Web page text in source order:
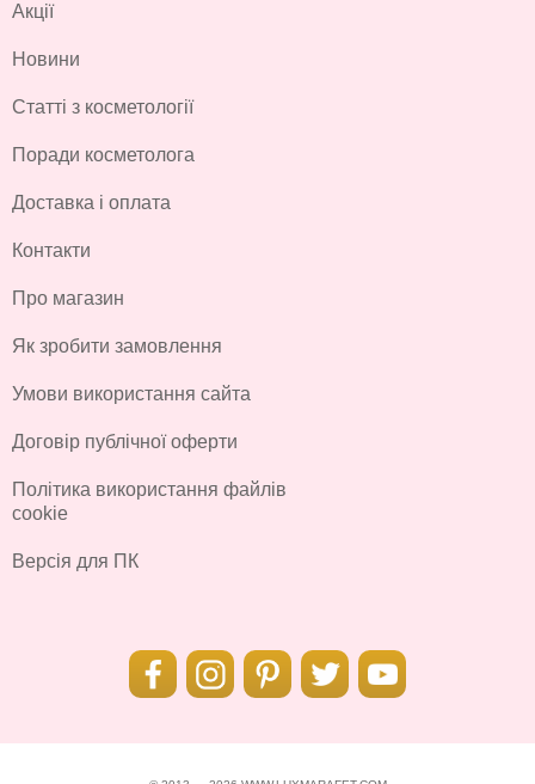
Акції
Новини
Статті з косметології
Поради косметолога
Доставка і оплата
Контакти
Про магазин
Як зробити замовлення
Умови використання сайта
Договір публічної оферти
Політика використання файлів
cookie
Версія для ПК